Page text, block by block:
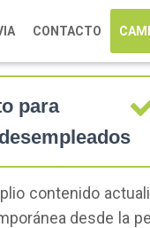
CONTACTO
Juvenil |
para
contenido
desde la